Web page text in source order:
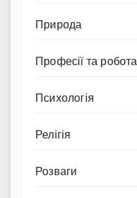
Природа
Професії та робота
Психологія
Релігія
Розваги